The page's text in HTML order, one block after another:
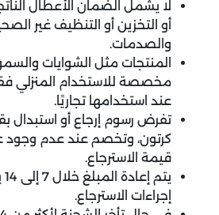
لا يشمل الضمان الأعطال
أو التخزين أو التنظيف غير
والصدمات.
المنتجات مثل الشوايات
مخصصة للاستخدام المنزلي
عند استخدامها تجاريًا.
كرتون، وتخصم عند عدم
قيمة الاسترجاع.
إجراءات الاسترجاع.